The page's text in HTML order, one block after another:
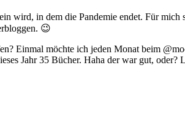
wird, in dem die Pandemie endet. Für
😉
Einmal möchte ich jeden Monat beim
Jahr 35 Bücher. Haha der war gut,